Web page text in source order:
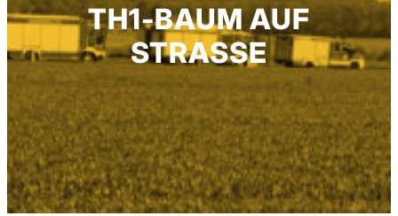
TH1-BAUM AUF
STRASSE